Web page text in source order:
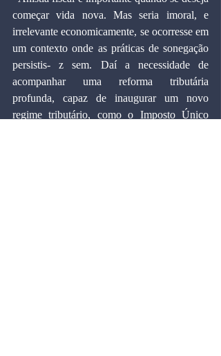
começar vida nova. Mas seria imoral, e
irrelevante economicamente, se ocorresse em
um contexto onde as práticas de sonegação
persistis- z sem. Daí a necessidade de
acompanhar uma reforma tributária
profunda, capaz de inaugurar um novo
regime tributário, como o Imposto Único